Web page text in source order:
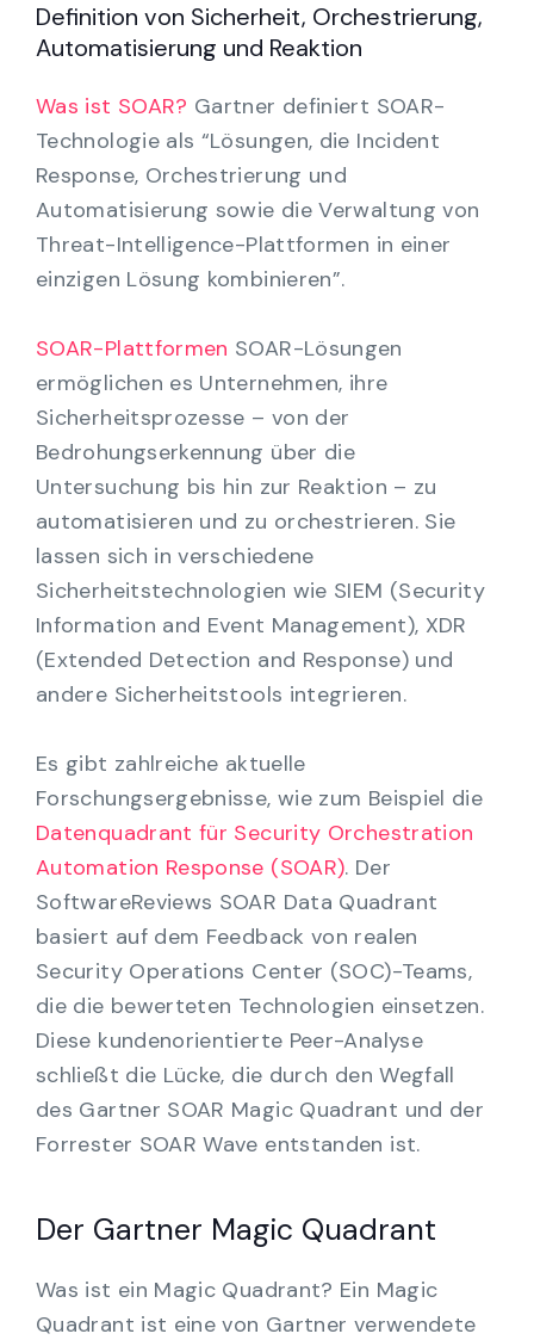
Definition von Sicherheit, Orchestrierung,
Automatisierung und Reaktion
Was ist SOAR? Gartner definiert SOAR-
Technologie als “Lösungen, die Incident
Response, Orchestrierung und
Automatisierung sowie die Verwaltung von
Threat-Intelligence-Plattformen in einer
einzigen Lösung kombinieren”.
SOAR-Plattformen SOAR-Lösungen
ermöglichen es Unternehmen, ihre
Sicherheitsprozesse – von der
Bedrohungserkennung über die
Untersuchung bis hin zur Reaktion – zu
automatisieren und zu orchestrieren. Sie
lassen sich in verschiedene
Sicherheitstechnologien wie SIEM (Security
Information and Event Management), XDR
(Extended Detection and Response) und
andere Sicherheitstools integrieren.
Es gibt zahlreiche aktuelle
Forschungsergebnisse, wie zum Beispiel die
Datenquadrant für Security Orchestration
Automation Response (SOAR). Der
SoftwareReviews SOAR Data Quadrant
basiert auf dem Feedback von realen
Security Operations Center (SOC)-Teams,
die die bewerteten Technologien einsetzen.
Diese kundenorientierte Peer-Analyse
schließt die Lücke, die durch den Wegfall
des Gartner SOAR Magic Quadrant und der
Forrester SOAR Wave entstanden ist.
Der Gartner Magic Quadrant
Was ist ein Magic Quadrant? Ein Magic
Quadrant ist eine von Gartner verwendete